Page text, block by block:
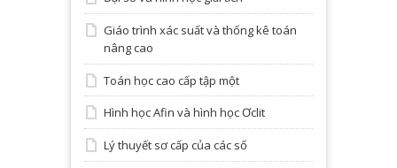
Giáo trình xác suất và thống kê toán
nâng cao
Toán học cao cấp tập một
Hình học Afin và hình học Ơclit
Lý thuyết sơ cấp của các số